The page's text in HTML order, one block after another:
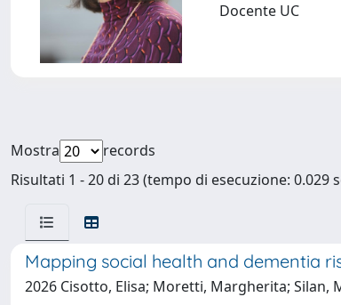
Docente UC
Mostra
records
Risultati 1 - 20 di 23 (tempo di esecuzione: 0.029
Mapping social health and dementia
2026 Cisotto, Elisa; Moretti, Margherita; Silan,